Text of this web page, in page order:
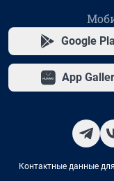
Google
App
Контактные данные